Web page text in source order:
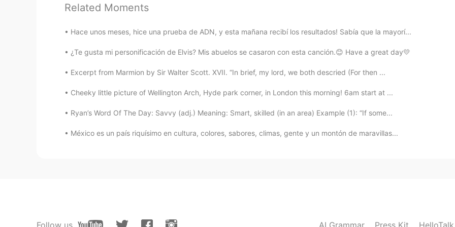
ES EN
Yooo
Carolinaaa 2021.03.08 04:01
ES EN
Do it!
Ziyi 2021.03.08 03:58
Related Moments
Hace unos meses, hice una prueba de ADN, y esta mañana recibí los resultados! Sabía que la mayorí...
¿Te gusta mi personificación de Elvis? Mis abuelos se casaron con esta canción.😊 Have a great day💛
Excerpt from Marmion by Sir Walter Scott. XVII. “In brief, my lord, we both descried (For then ...
Cheeky little picture of Wellington Arch, Hyde park corner, in London this morning! 6am start at ...
Ryan’s Word Of The Day: Savvy (adj.) Meaning: Smart, skilled (in an area) Example (1): “If some...
México es un país riquísimo en cultura, colores, sabores, climas, gente y un montón de maravillas...
Follow us AI Grammar Press Kit